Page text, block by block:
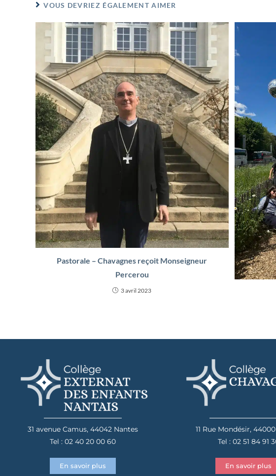
VOUS DEVRIEZ ÉGALEMENT AIMER
Pastorale – Chavagnes reçoit Monseigneur
Percerou
3 avril 2023
31 avenue Camus, 44042 Nantes
Tel : 02 40 20 00 60
En savoir plus
11 Rue Mondésir,
Tel : 02 51 84 91
En savoir plus